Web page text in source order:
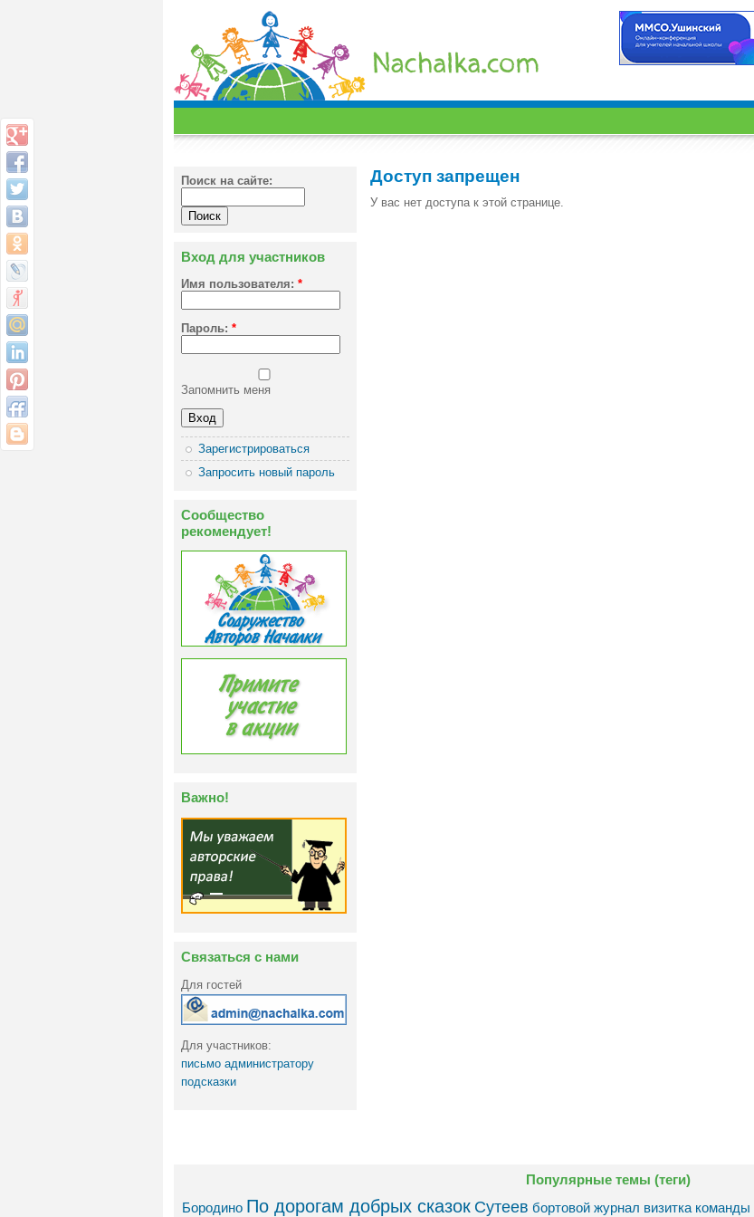
Поиск на сайте:
Вход для участников
Имя пользователя: *
Пароль: *
Запомнить меня
Зарегистрироваться
Запросить новый пароль
Сообщество
рекомендует!
Важно!
Связаться с нами
Для гостей
Для участников:
письмо администратору
подсказки
Доступ запрещен
У вас нет доступа к этой странице.
Популярные темы (теги)
Бородино По дорогам добрых сказок Сутеев бортовой журнал визитка команды